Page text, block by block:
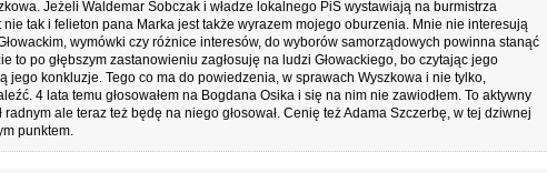
Jeżeli Waldemar Sobczak i władze lokalnego PiS wystawiają na burmistrza
tak i felieton pana Marka jest także wyrazem mojego oburzenia. Mnie nie interesują
wymówki czy różnice interesów, do wyborów samorządowych powinna stanąć
to po głębszym zastanowieniu zagłosuję na ludzi Głowackiego, bo czytając jego
jego konkluzje. Tego co ma do powiedzenia, w sprawach Wyszkowa i nie tylko,
4 lata temu głosowałem na Bogdana Osika i się na nim nie zawiodłem. To aktywny
radnym ale teraz też będę na niego głosował. Cenię też Adama Szczerbę, w tej dziwnej
punktem.